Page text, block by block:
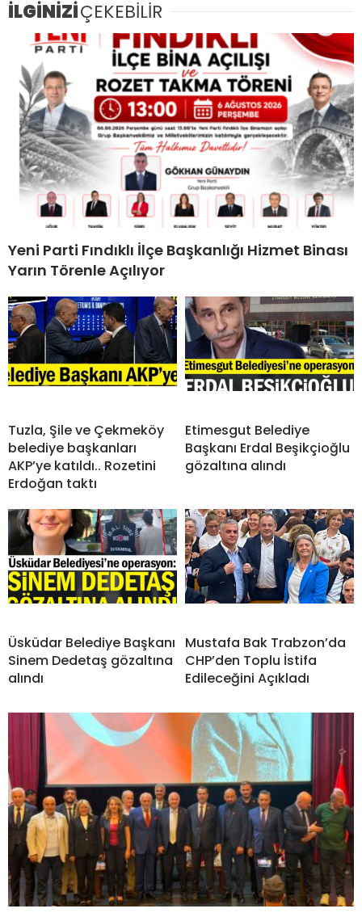
İLGİNİZİÇEKEBİLİR
Yeni Parti Fındıklı İlçe Başkanlığı Hizmet Binası
Yarın Törenle Açılıyor
Tuzla, Şile ve Çekmeköy
belediye başkanları
AKP’ye katıldı.. Rozetini
Erdoğan taktı
Etimesgut Belediye
Başkanı Erdal Beşikçioğlu
gözaltına alındı
Üsküdar Belediye Başkanı
Sinem Dedetaş gözaltına
alındı
Mustafa Bak Trabzon’da
CHP’den Toplu İstifa
Edileceğini Açıkladı